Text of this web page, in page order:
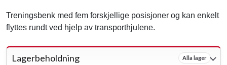
Treningsbenk med fem forskjellige posisjoner og kan enkelt
flyttes rundt ved hjelp av transporthjulene.
Lagerbeholdning Alla lager